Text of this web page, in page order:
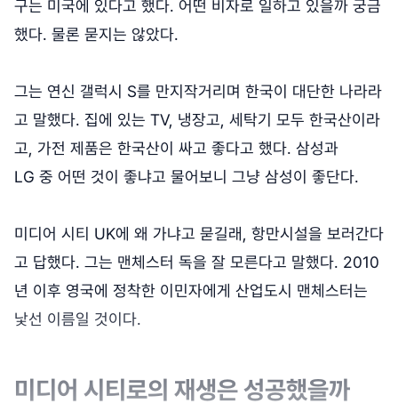
구는 미국에 있다고 했다. 어떤 비자로 일하고 있을까 궁금
했다. 물론 묻지는 않았다.
그는 연신 갤럭시 S를 만지작거리며 한국이 대단한 나라라
고 말했다. 집에 있는 TV, 냉장고, 세탁기 모두 한국산이라
고, 가전 제품은 한국산이 싸고 좋다고 했다. 삼성과
LG 중 어떤 것이 좋냐고 물어보니 그냥 삼성이 좋단다.
미디어 시티 UK에 왜 가냐고 묻길래, 항만시설을 보러간다
고 답했다. 그는 맨체스터 독을 잘 모른다고 말했다. 2010
년 이후 영국에 정착한 이민자에게 산업도시 맨체스터는
낯선 이름일 것이다.
미디어 시티로의 재생은 성공했을까